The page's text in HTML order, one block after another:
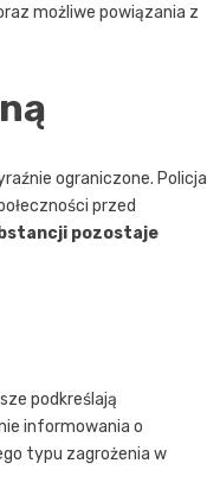
możliwe powiązania z
ograniczone. Policja
przed
pozostaje
podkreślają
informowania o
typu zagrożenia w